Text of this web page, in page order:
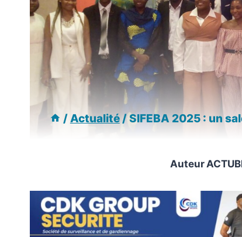
/Actualité/SIFEBA 2025 : un
Auteur